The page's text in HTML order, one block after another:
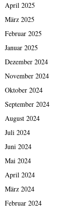
April 2025
März 2025
Februar 2025
Januar 2025
Dezember 2024
November 2024
Oktober 2024
September 2024
August 2024
Juli 2024
Juni 2024
Mai 2024
April 2024
März 2024
Februar 2024